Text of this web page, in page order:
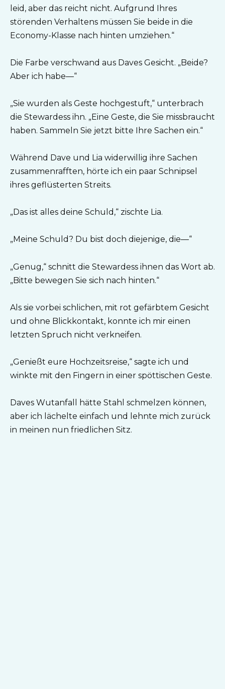
leid, aber das reicht nicht. Aufgrund Ihres
störenden Verhaltens müssen Sie beide in die
Economy-Klasse nach hinten umziehen.“
Die Farbe verschwand aus Daves Gesicht. „Beide?
Aber ich habe—“
„Sie wurden als Geste hochgestuft,“ unterbrach
die Stewardess ihn. „Eine Geste, die Sie missbraucht
haben. Sammeln Sie jetzt bitte Ihre Sachen ein.“
Während Dave und Lia widerwillig ihre Sachen
zusammenrafften, hörte ich ein paar Schnipsel
ihres geflüsterten Streits.
„Das ist alles deine Schuld,“ zischte Lia.
„Meine Schuld? Du bist doch diejenige, die—“
„Genug,“ schnitt die Stewardess ihnen das Wort ab.
„Bitte bewegen Sie sich nach hinten.“
Als sie vorbei schlichen, mit rot gefärbtem Gesicht
und ohne Blickkontakt, konnte ich mir einen
letzten Spruch nicht verkneifen.
„Genießt eure Hochzeitsreise,“ sagte ich und
winkte mit den Fingern in einer spöttischen Geste.
Daves Wutanfall hätte Stahl schmelzen können,
aber ich lächelte einfach und lehnte mich zurück
in meinen nun friedlichen Sitz.